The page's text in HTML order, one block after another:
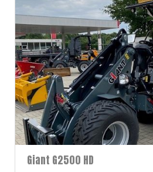
Giant G2500 HD